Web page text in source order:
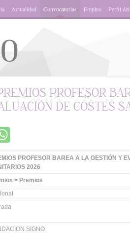
Actualidad Convocatorias Empleo Perfil
PROFESOR
DE COSTES
PROFESOR BAREA A LA GESTIÓN Y
2026
> Premios
SIGNO